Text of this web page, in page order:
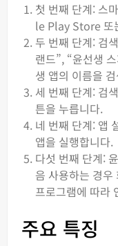
첫 번째 단계: 스
le Play Store 또
두 번째 단계: 검
랜드”, “윤선생
생 앱의 이름을
세 번째 단계: 검
튼을 누릅니다.
네 번째 단계: 앱
앱을 실행합니다.
다섯 번째 단계:
음 사용하는 경우
프로그램에 따라
주요 특징